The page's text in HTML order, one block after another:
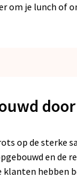
om je lunch
op de sterke
en de
klanten hebben